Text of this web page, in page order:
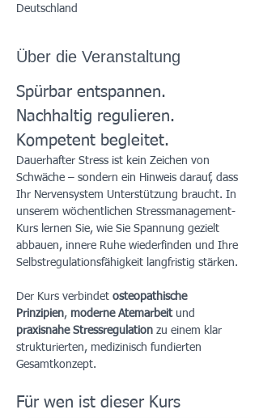
Deutschland
Über die Veranstaltung
Spürbar entspannen.
Nachhaltig regulieren.
Kompetent begleitet.
Dauerhafter Stress ist kein Zeichen von
Schwäche – sondern ein Hinweis darauf, dass
Ihr Nervensystem Unterstützung braucht. In
unserem wöchentlichen Stressmanagement-
Kurs lernen Sie, wie Sie Spannung gezielt
abbauen, innere Ruhe wiederfinden und Ihre
Selbstregulationsfähigkeit langfristig stärken.
Der Kurs verbindet osteopathische
Prinzipien, moderne Atemarbeit und
praxisnahe Stressregulation zu einem klar
strukturierten, medizinisch fundierten
Gesamtkonzept.
Für wen ist dieser Kurs